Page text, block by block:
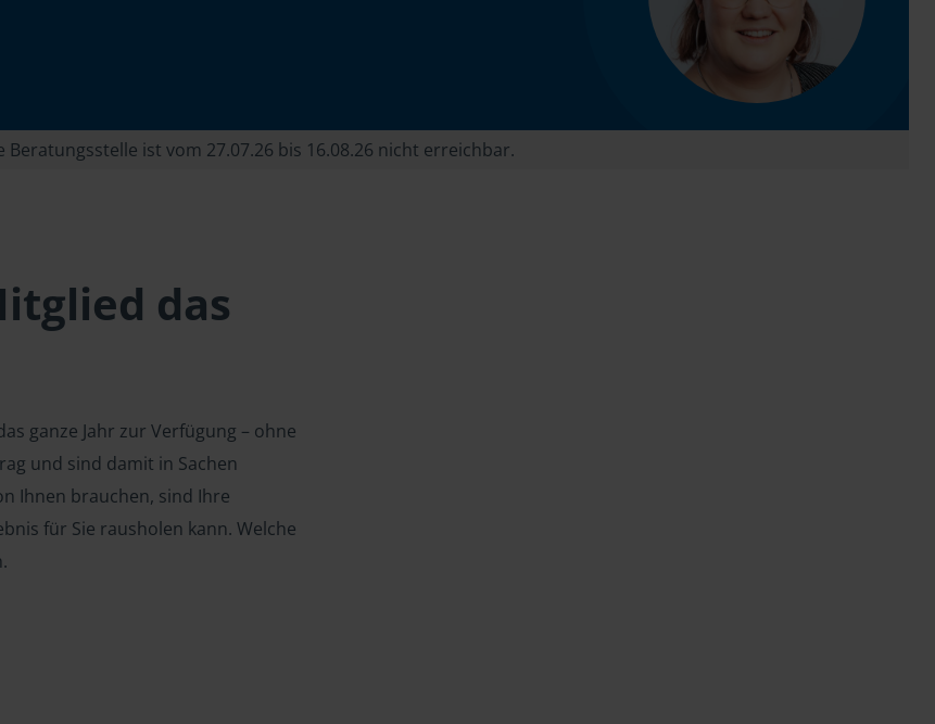
Beratungsstelle ist vom 27.07.26 bis 16.08.26 nicht erreichbar.
das
ganze Jahr zur Verfügung – ohne
und sind damit in Sachen
Ihnen brauchen, sind Ihre
für Sie rausholen kann. Welche